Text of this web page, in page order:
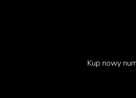
Kup nowy